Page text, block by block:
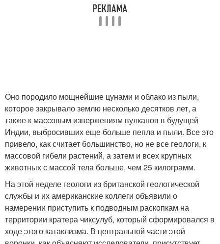
Оно породило мощнейшие цунами и облако из пыли,
которое закрывало землю несколько десятков лет, а
также к массовым извержениям вулканов в будущей
Индии, выбросивших еще больше пепла и пыли. Все это
привело, как считает большинство, но не все геологи, к
массовой гибели растений, а затем и всех крупных
животных с массой тела больше, чем 25 килограмм.
На этой неделе геологи из британской геологической
службы и их американские коллеги объявили о
намерении приступить к подводным раскопкам на
территории кратера чиксулуб, который сформировался в
ходе этого катаклизма. В центральной части этой